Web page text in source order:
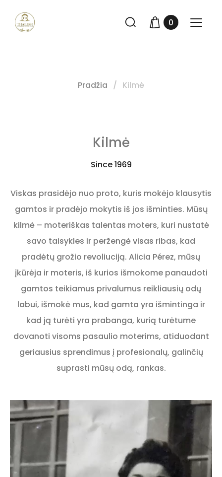
0
Pradžia Kilmė
Kilmė
Since 1969
Viskas prasidėjo nuo proto, kuris mokėjo klausytis
gamtos ir pradėjo mokytis iš jos išminties. Mūsų
kilmė – moteriškas talentas moters, kuri nustatė
savo taisykles ir peržengė visas ribas, kad
pradėtų grožio revoliuciją. Alicia Pérez, mūsų
įkūrėja ir moteris, iš kurios išmokome panaudoti
gamtos teikiamus privalumus reikliausių odų
labui, išmokė mus, kad gamta yra išmintinga ir
kad ją turėti yra prabanga, kurią turėtume
dovanoti visoms pasaulio moterims, atiduodant
geriausius sprendimus į profesionalų, galinčių
suprasti mūsų odą, rankas.